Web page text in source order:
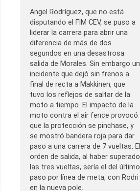
Angel Rodríguez, que no está
disputando el FIM CEV, se puso a
liderar la carrera para abrir una
diferencia de más de dos
segundos en una desastrosa
salida de Morales. Sin embargo un
incidente que dejó sin frenos a
final de recta a Makkinen, que
tuvo los reflejos de saltar de la
moto a tiempo. El impacto de la
moto contra el air fence provocó
que la protección se pinchase, y
se mostró bandera roja para dar
paso a una carrera de 7 vueltas. El
orden de salida, al haber superado
las tres vueltas, sería el del último
paso por línea de meta, con Rodri
en la nueva pole.